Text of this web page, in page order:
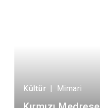
Kültür | Mimari